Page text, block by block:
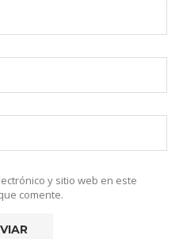
y sitio web en este
comente.